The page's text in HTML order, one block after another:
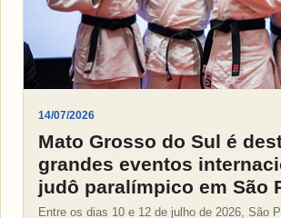
14/07/2026
Mato Grosso do Sul é
grandes eventos
judô paralímpico em São
Entre os dias 10 e 12 de julho de 2026, São